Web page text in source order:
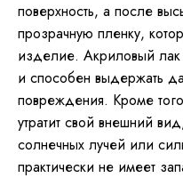
поверхность, а после
прозрачную пленку,
изделие. Акриловый лак
и способен выдержать
повреждения. Кроме
утратит свой внешний
солнечных лучей или
практически не имеет